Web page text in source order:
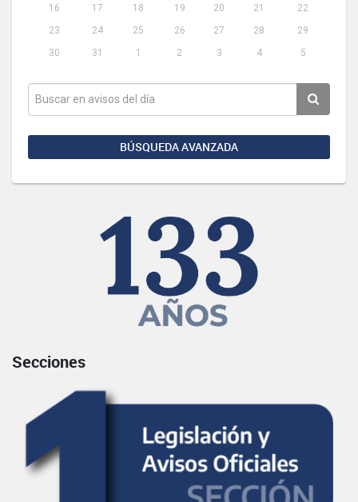
16
17 18 19 20 21
22
23
24 25 26 27 28
29
30
31 1 2 3 4 5
BÚSQUEDA AVANZADA
Secciones